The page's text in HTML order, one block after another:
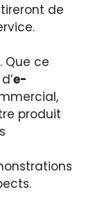
de
. Que ce
e-
produit